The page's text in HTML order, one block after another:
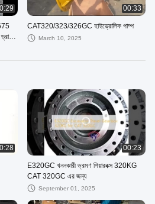
00:33
CAT320/323/326GC হাইড্রোলিক পাম্প
March 10, 2025
00:23
E320GC খননকারী ভ্রমণ গিয়ারবক্স 320KG
CAT 320GC এর জন্য
September 01, 2025